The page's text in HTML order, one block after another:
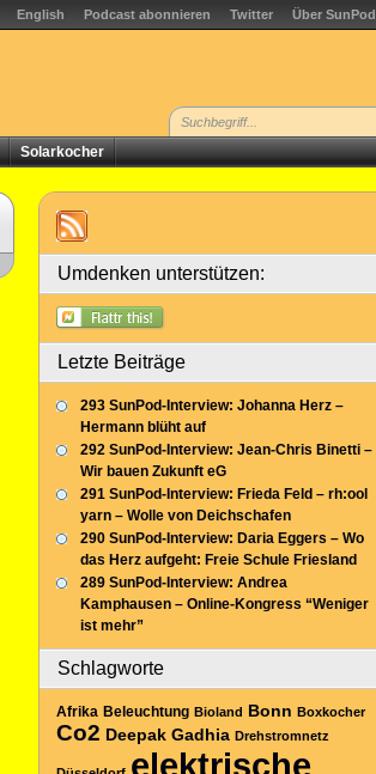
English Podcast abonnieren Twitter Über SunPod
Solarkocher
Umdenken unterstützen:
Letzte Beiträge
293 SunPod-Interview: Johanna Herz –
Hermann blüht auf
292 SunPod-Interview: Jean-Chris Binetti –
Wir bauen Zukunft eG
291 SunPod-Interview: Frieda Feld – rh:ool
yarn – Wolle von Deichschafen
290 SunPod-Interview: Daria Eggers – Wo
das Herz aufgeht: Freie Schule Friesland
289 SunPod-Interview: Andrea
Kamphausen – Online-Kongress “Weniger
ist mehr”
Schlagworte
Afrika Beleuchtung Bioland Bonn Boxkocher
Co2 Deepak Gadhia Drehstromnetz
elektrische